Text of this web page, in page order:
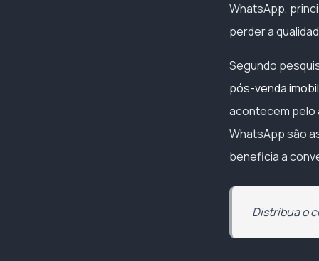
WhatsApp,
perder a
Segundo
pós-venda
acontecem pelo
WhatsApp são
beneficia a
Distribua o